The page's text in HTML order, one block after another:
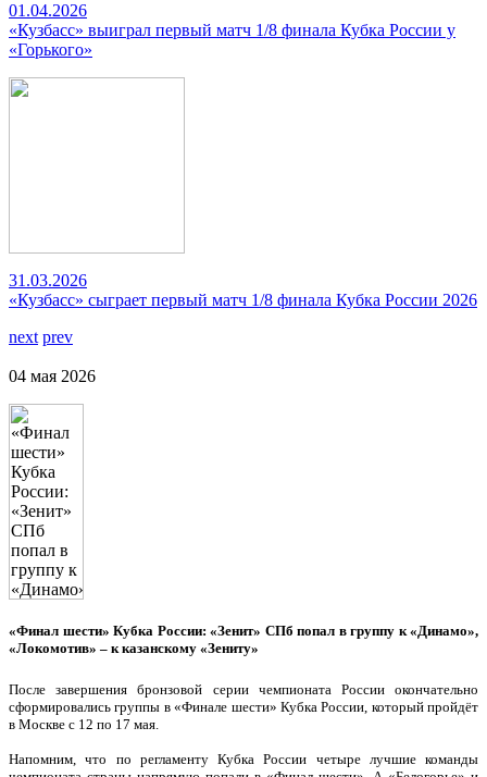
01.04.2026
«Кузбасс» выиграл первый матч 1/8 финала Кубка России у
«Горького»
31.03.2026
«Кузбасс» сыграет первый матч 1/8 финала Кубка России 2026
next prev
04 мая 2026
«Финал шести» Кубка России: «Зенит» СПб попал в группу к «Динамо»,
«Локомотив» – к казанскому «Зениту»
После завершения бронзовой серии чемпионата России окончательно
сформировались группы в «Финале шести» Кубка России, который пройдёт
в Москве с 12 по 17 мая.
Напомним, что по регламенту Кубка России четыре лучшие команды